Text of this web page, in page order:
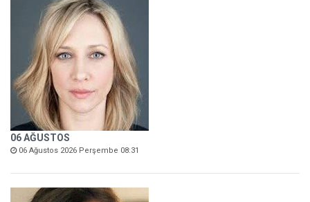
06 AĞUSTOS
06 Ağustos 2026 Perşembe 08:31